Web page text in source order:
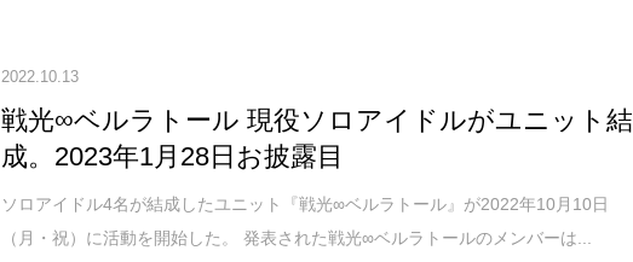
2022.10.13
戦光∞ベルラトール 現役ソロアイドルがユニット結
成。2023年1月28日お披露目
ソロアイドル4名が結成したユニット『戦光∞ベルラトール』が2022年10月10日
（月・祝）に活動を開始した。 発表された戦光∞ベルラトールのメンバーは...